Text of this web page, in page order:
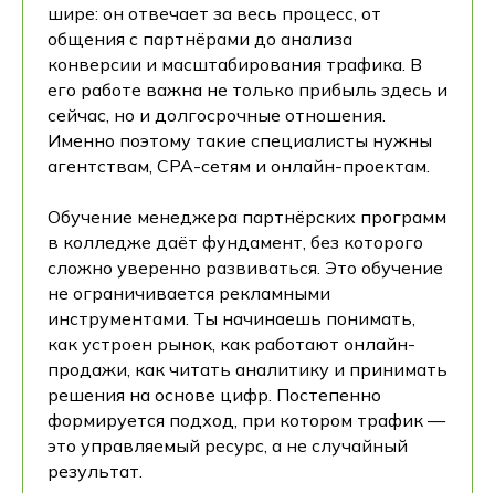
шире: он отвечает за весь процесс, от
общения с партнёрами до анализа
конверсии и масштабирования трафика. В
его работе важна не только прибыль здесь и
сейчас, но и долгосрочные отношения.
Именно поэтому такие специалисты нужны
агентствам, CPA-сетям и онлайн-проектам.
Обучение менеджера партнёрских программ
в колледже даёт фундамент, без которого
сложно уверенно развиваться. Это обучение
не ограничивается рекламными
инструментами. Ты начинаешь понимать,
как устроен рынок, как работают онлайн-
продажи, как читать аналитику и принимать
решения на основе цифр. Постепенно
формируется подход, при котором трафик —
это управляемый ресурс, а не случайный
результат.